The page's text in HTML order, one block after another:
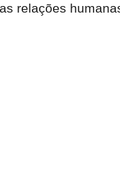
relações